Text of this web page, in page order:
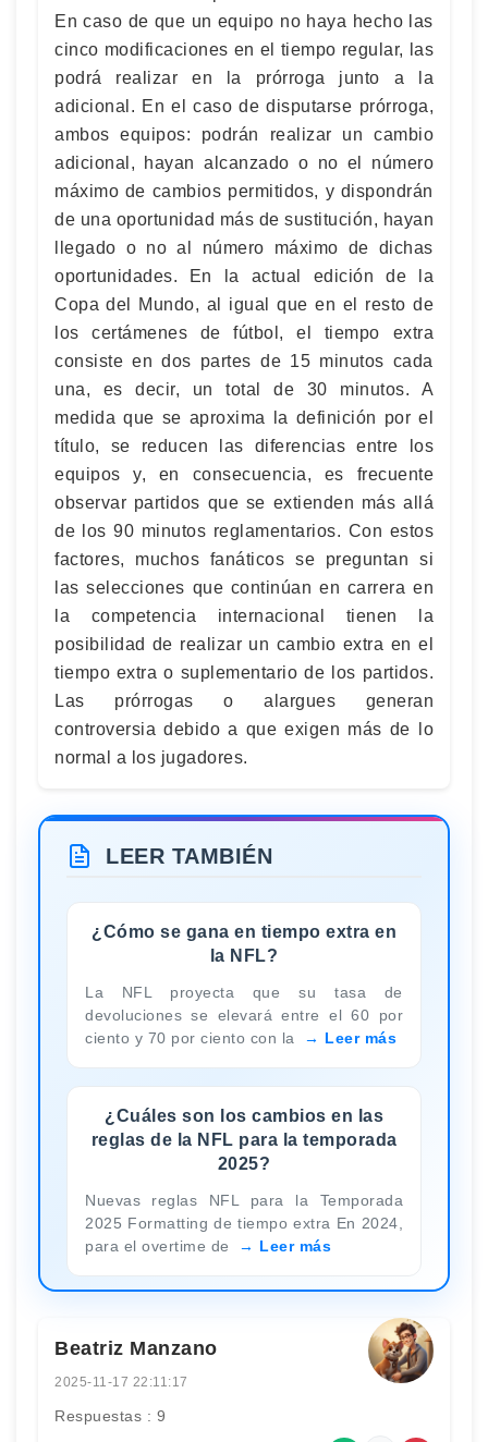
En caso de que un equipo no haya hecho las
cinco modificaciones en el tiempo regular, las
podrá realizar en la prórroga junto a la
adicional. En el caso de disputarse prórroga,
ambos equipos: podrán realizar un cambio
adicional, hayan alcanzado o no el número
máximo de cambios permitidos, y dispondrán
de una oportunidad más de sustitución, hayan
llegado o no al número máximo de dichas
oportunidades. En la actual edición de la
Copa del Mundo, al igual que en el resto de
los certámenes de fútbol, el tiempo extra
consiste en dos partes de 15 minutos cada
una, es decir, un total de 30 minutos. A
medida que se aproxima la definición por el
título, se reducen las diferencias entre los
equipos y, en consecuencia, es frecuente
observar partidos que se extienden más allá
de los 90 minutos reglamentarios. Con estos
factores, muchos fanáticos se preguntan si
las selecciones que continúan en carrera en
la competencia internacional tienen la
posibilidad de realizar un cambio extra en el
tiempo extra o suplementario de los partidos.
Las prórrogas o alargues generan
controversia debido a que exigen más de lo
normal a los jugadores.
LEER TAMBIÉN
¿Cómo se gana en tiempo extra en
la NFL?
La NFL proyecta que su tasa de
devoluciones se elevará entre el 60 por
ciento y 70 por ciento con la
Leer más
¿Cuáles son los cambios en las
reglas de la NFL para la temporada
2025?
Nuevas reglas NFL para la Temporada
2025 Formatting de tiempo extra En 2024,
para el overtime de
Leer más
Beatriz Manzano
2025-11-17 22:11:17
Respuestas : 9